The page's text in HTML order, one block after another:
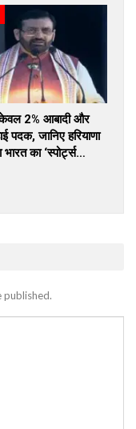
2% आबादी और
पदक, जानिए हरियाणा
का ‘स्पोर्ट्स…
published.